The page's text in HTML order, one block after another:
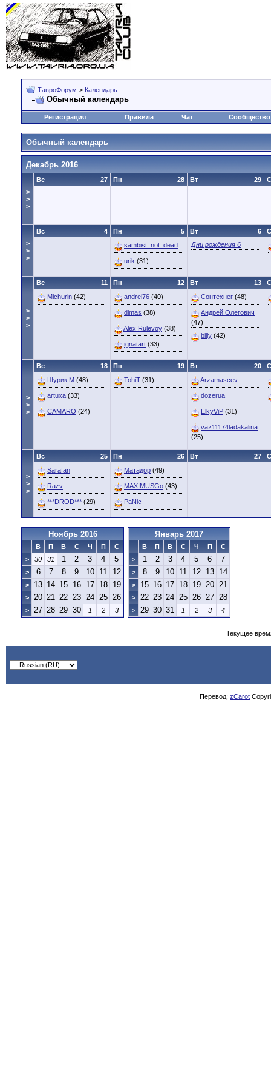
ТавроФорум > Календарь
Обычный календарь
Регистрация Правила Чат Сообщество
Обычный календарь
Декабрь 2016
>
>
>
27
Вс 28
Пн 29
Вт
>
>
>
4
Вс 5
Пн
sambist_not_dead
urik (31)
6
Вт
Дни рождения 6
>
>
>
11
Вс
Michurin (42)
12
Пн
andrei76 (40)
dimas (38)
Alex Rulevoy (38)
ignatart (33)
13
Вт
Сонтехнег (48)
Андрей Олегович
(47)
billy (42)
>
>
>
18
Вс
Шурик М (48)
artuxa (33)
CAMARO (24)
19
Пн
TohiT (31)
20
Вт
Arzamascev
dozerua
ElkyViP (31)
vaz11174ladakalina
(25)
>
>
>
25
Вс
Sarafan
Razv
***DROD*** (29)
26
Пн
Матадор (49)
MAXIMUSGo (43)
PaNic
27
Вт
Ноябрь 2016
В П В С Ч П
С
>
30 31 1 2 3 4 5
> 6 7 8 9 10 11 12
> 13 14 15 16 17 18 19
> 20 21 22 23 24 25 26
> 27 28 29 30 1 2 3
Январь 2017
В П В С Ч П
С
>
1 2 3 4 5 6 7
> 8 9 10 11 12 13 14
> 15 16 17 18 19 20 21
> 22 23 24 25 26 27 28
> 29 30 31 1 2 3 4
Текущее
Перевод: zCarot